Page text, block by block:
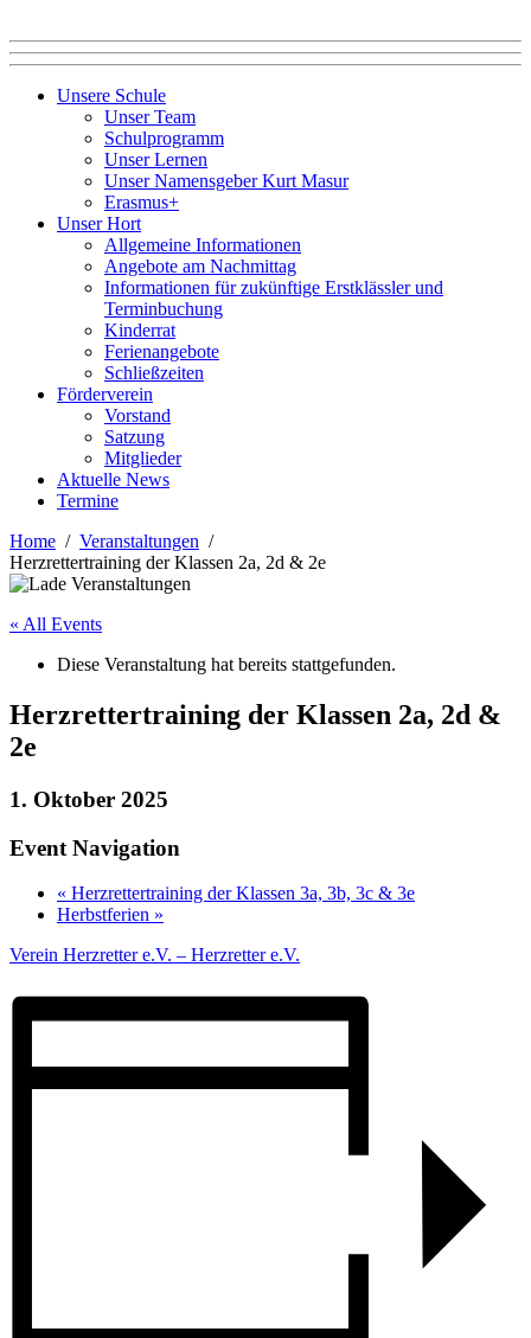
Unsere Schule
Unser Team
Schulprogramm
Unser Lernen
Unser Namensgeber Kurt Masur
Erasmus+
Unser Hort
Allgemeine Informationen
Angebote am Nachmittag
Informationen für zukünftige Erstklässler und
Terminbuchung
Kinderrat
Ferienangebote
Schließzeiten
Förderverein
Vorstand
Satzung
Mitglieder
Aktuelle News
Termine
Home
Veranstaltungen
Herzrettertraining der Klassen 2a, 2d & 2e
« All Events
Diese Veranstaltung hat bereits stattgefunden.
Herzrettertraining der Klassen 2a, 2d &
2e
1. Oktober 2025
Event Navigation
« Herzrettertraining der Klassen 3a, 3b, 3c & 3e
Herbstferien »
Verein Herzretter e.V. – Herzretter e.V.